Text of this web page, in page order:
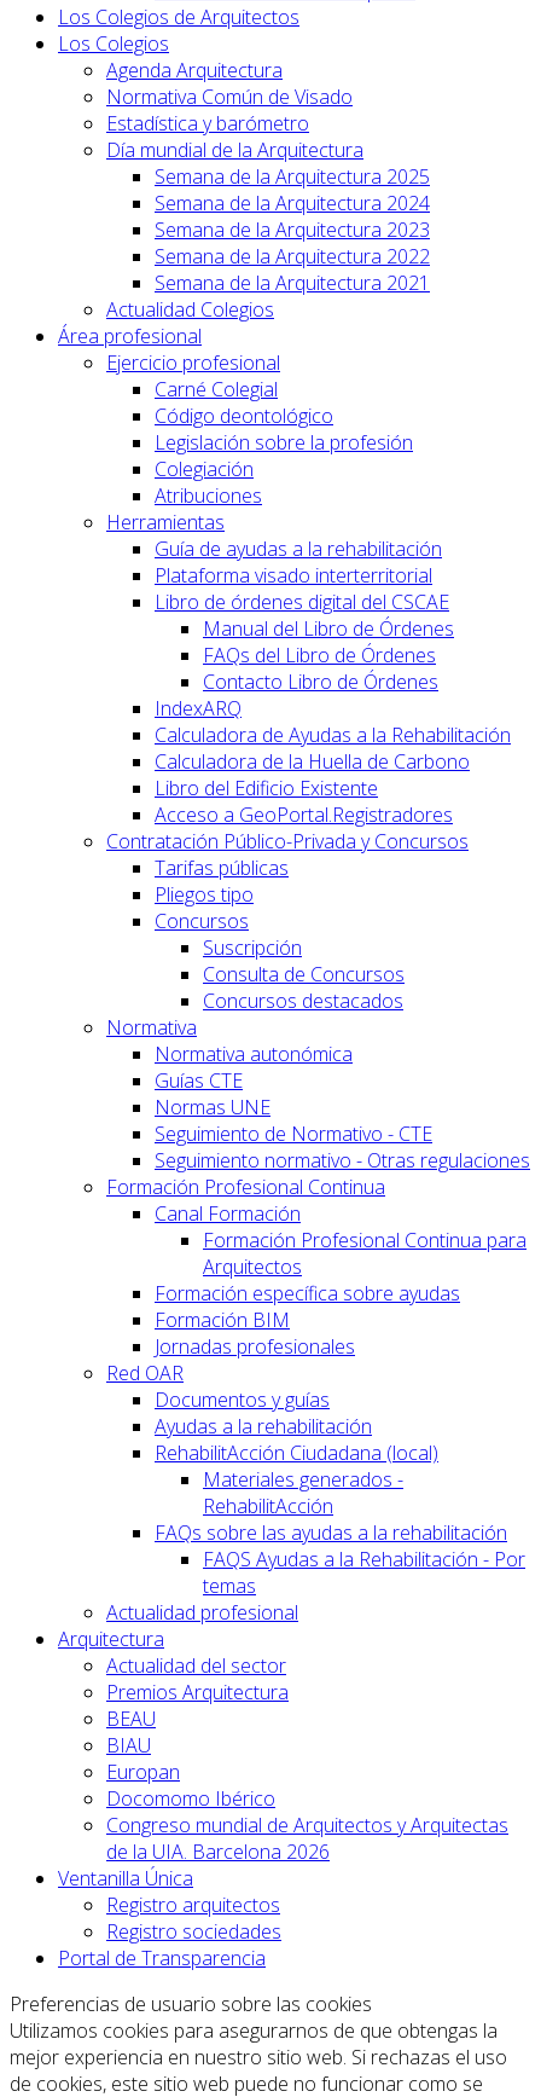
Los Colegios de Arquitectos
Los Colegios
Agenda Arquitectura
Normativa Común de Visado
Estadística y barómetro
Día mundial de la Arquitectura
Semana de la Arquitectura 2025
Semana de la Arquitectura 2024
Semana de la Arquitectura 2023
Semana de la Arquitectura 2022
Semana de la Arquitectura 2021
Actualidad Colegios
Área profesional
Ejercicio profesional
Carné Colegial
Código deontológico
Legislación sobre la profesión
Colegiación
Atribuciones
Herramientas
Guía de ayudas a la rehabilitación
Plataforma visado interterritorial
Libro de órdenes digital del CSCAE
Manual del Libro de Órdenes
FAQs del Libro de Órdenes
Contacto Libro de Órdenes
IndexARQ
Calculadora de Ayudas a la Rehabilitación
Calculadora de la Huella de Carbono
Libro del Edificio Existente
Acceso a GeoPortal.Registradores
Contratación Público-Privada y Concursos
Tarifas públicas
Pliegos tipo
Concursos
Suscripción
Consulta de Concursos
Concursos destacados
Normativa
Normativa autonómica
Guías CTE
Normas UNE
Seguimiento de Normativo - CTE
Seguimiento normativo - Otras regulaciones
Formación Profesional Continua
Canal Formación
Formación Profesional Continua para
Arquitectos
Formación específica sobre ayudas
Formación BIM
Jornadas profesionales
Red OAR
Documentos y guías
Ayudas a la rehabilitación
RehabilitAcción Ciudadana (local)
Materiales generados -
RehabilitAcción
FAQs sobre las ayudas a la rehabilitación
FAQS Ayudas a la Rehabilitación - Por
temas
Actualidad profesional
Arquitectura
Actualidad del sector
Premios Arquitectura
BEAU
BIAU
Europan
Docomomo Ibérico
Congreso mundial de Arquitectos y Arquitectas
de la UIA. Barcelona 2026
Ventanilla Única
Registro arquitectos
Registro sociedades
Portal de Transparencia
Preferencias de usuario sobre las cookies
Utilizamos cookies para asegurarnos de que obtengas la
mejor experiencia en nuestro sitio web. Si rechazas el uso
de cookies, este sitio web puede no funcionar como se